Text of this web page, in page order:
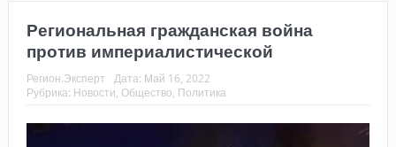
Региональная гражданская война
против империалистической
Регион.Эксперт Дата: Май 16, 2022
Рубрика: Новости, Общество, Политика